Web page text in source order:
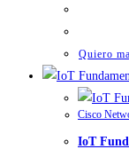
Quiero
Cisco
IoT